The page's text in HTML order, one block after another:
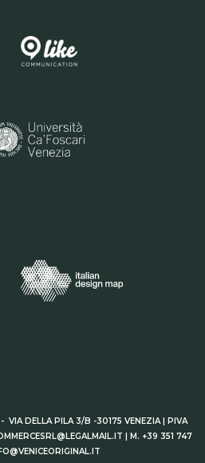
- VIA DELLA PILA 3/B -30175 VENEZIA | PIVA
| M. +39 351 747